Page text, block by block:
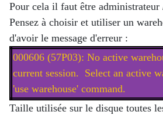
Pour cela il faut être administrateur
Pensez à choisir et utiliser un
d'avoir le message d'erreur :
000606 (57P03): No active
current session. Select an active
'use warehouse' command.
Taille utilisée sur le disque toutes